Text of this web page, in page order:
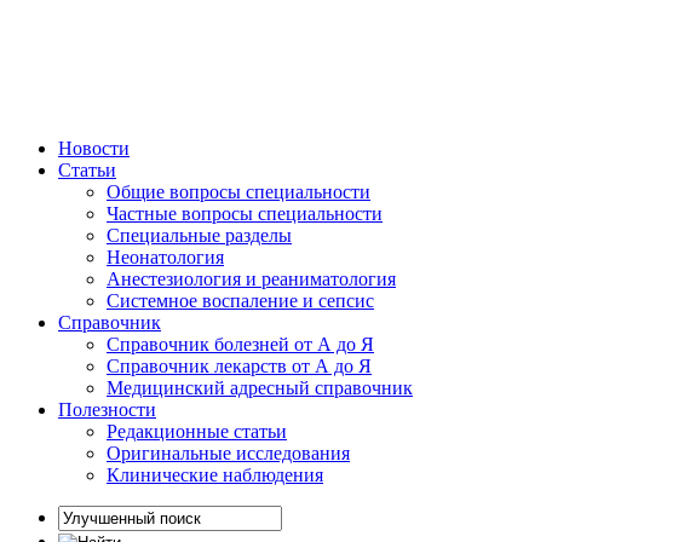
Новости
Статьи
Общие вопросы специальности
Частные вопросы специальности
Специальные разделы
Неонатология
Анестезиология и реаниматология
Системное воспаление и сепсис
Справочник
Справочник болезней от А до Я
Справочник лекарств от А до Я
Медицинский адресный справочник
Полезности
Редакционные статьи
Оригинальные исследования
Клинические наблюдения